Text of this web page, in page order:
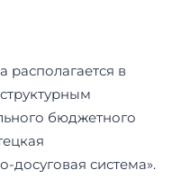
в
бюджетного
досуговая система».